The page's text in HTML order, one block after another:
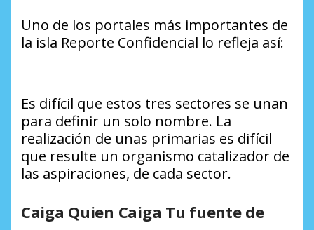
Uno de los portales más importantes de
la isla Reporte Confidencial lo refleja así:
Es difícil que estos tres sectores se unan
para definir un solo nombre. La
realización de unas primarias es difícil
que resulte un organismo catalizador de
las aspiraciones, de cada sector.
Caiga Quien Caiga Tu fuente de